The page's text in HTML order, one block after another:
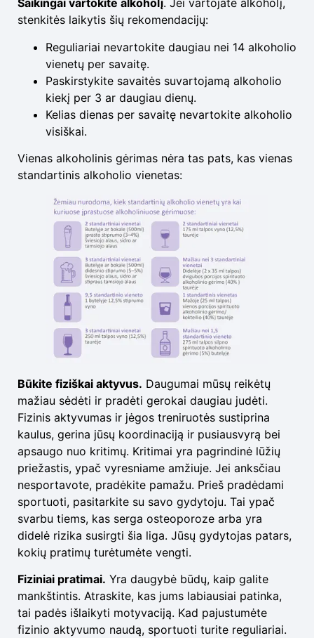
Saikingai vartokite alkoholį. Jei vartojate alkoholį,
stenkitės laikytis šių rekomendacijų:
Reguliariai nevartokite daugiau nei 14 alkoholio
vienetų per savaitę.
Paskirstykite savaitės suvartojamą alkoholio
kiekį per 3 ar daugiau dienų.
Kelias dienas per savaitę nevartokite alkoholio
visiškai.
Vienas alkoholinis gėrimas nėra tas pats, kas vienas
standartinis alkoholio vienetas:
Būkite fiziškai aktyvus. Daugumai mūsų reikėtų
mažiau sėdėti ir pradėti gerokai daugiau judėti.
Fizinis aktyvumas ir jėgos treniruotės sustiprina
kaulus, gerina jūsų koordinaciją ir pusiausvyrą bei
apsaugo nuo kritimų. Kritimai yra pagrindinė lūžių
priežastis, ypač vyresniame amžiuje. Jei anksčiau
nesportavote, pradėkite pamažu. Prieš pradėdami
sportuoti, pasitarkite su savo gydytoju. Tai ypač
svarbu tiems, kas serga osteoporoze arba yra
didelė rizika susirgti šia liga. Jūsų gydytojas patars,
kokių pratimų turėtumėte vengti.
Fiziniai pratimai. Yra daugybė būdų, kaip galite
mankštintis. Atraskite, kas jums labiausiai patinka,
tai padės išlaikyti motyvaciją. Kad pajustumėte
fizinio aktyvumo naudą, sportuoti turite reguliariai.